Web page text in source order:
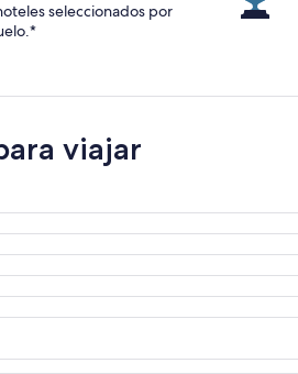
seleccionados por
viajar